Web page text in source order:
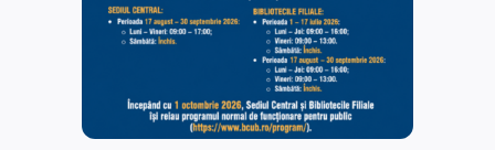
CONTACT